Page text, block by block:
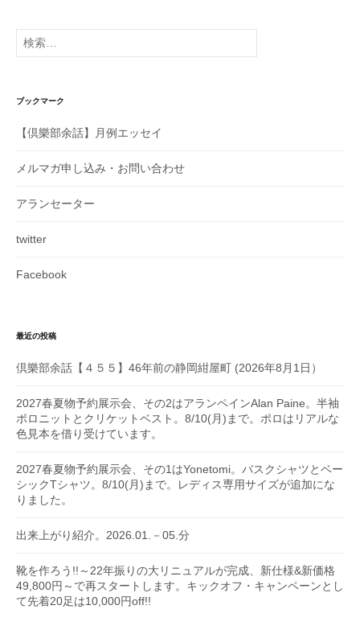
検
索:
ブックマーク
【倶樂部余話】月例エッセイ
メルマガ申し込み・お問い合わせ
アランセーター
twitter
Facebook
最近の投稿
倶樂部余話【４５５】46年前の静岡紺屋町 (2026年8月1日）
2027春夏物予約展示会、その2はアランペインAlan Paine。半袖
ポロニットとクリケットベスト。8/10(月)まで。ポロはリアルな
色見本を借り受けています。
2027春夏物予約展示会、その1はYonetomi。バスクシャツとベー
シックTシャツ。8/10(月)まで。レディス専用サイズが追加にな
りました。
出来上がり紹介。2026.01.－05.分
靴を作ろう!!～22年振りの大リニュアルが完成、新仕様&新価格
49,800円～で再スタートします。キックオフ・キャンペーンとし
て先着20足は10,000円off!!